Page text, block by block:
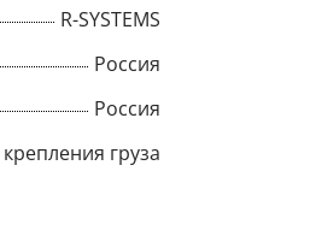
R-SYSTEMS
Россия
Россия
груза